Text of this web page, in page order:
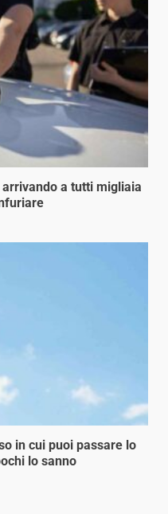
a tutti migliaia
in cui puoi passare lo
lo sanno